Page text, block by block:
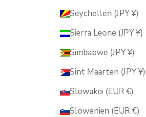
Seychellen (JPY ¥)
Sierra Leone (JPY ¥)
Simbabwe (JPY ¥)
Sint Maarten (JPY ¥)
Slowakei (EUR €)
Slowenien (EUR €)